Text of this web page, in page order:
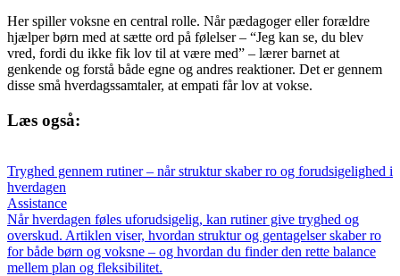
Her spiller voksne en central rolle. Når pædagoger eller forældre
hjælper børn med at sætte ord på følelser – “Jeg kan se, du blev
vred, fordi du ikke fik lov til at være med” – lærer barnet at
genkende og forstå både egne og andres reaktioner. Det er gennem
disse små hverdagssamtaler, at empati får lov at vokse.
Læs også:
Tryghed gennem rutiner – når struktur skaber ro og forudsigelighed i
hverdagen
Assistance
Når hverdagen føles uforudsigelig, kan rutiner give tryghed og
overskud. Artiklen viser, hvordan struktur og gentagelser skaber ro
for både børn og voksne – og hvordan du finder den rette balance
mellem plan og fleksibilitet.